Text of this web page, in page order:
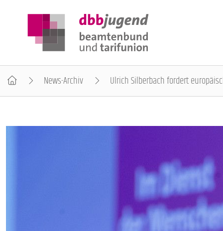
AUSBILDUNGSINFORMATIONEN
News-Archiv Ulrich Silberbach fordert